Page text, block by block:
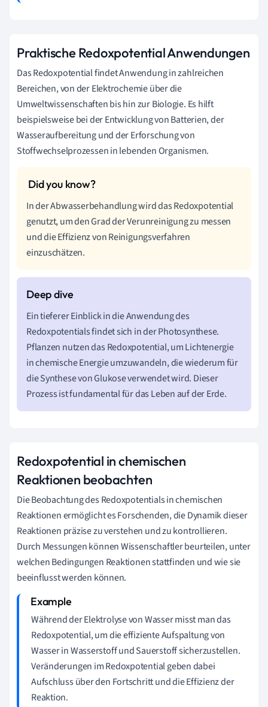
Praktische Redoxpotential Anwendungen
Das Redoxpotential findet Anwendung in zahlreichen
Bereichen, von der Elektrochemie über die
Umweltwissenschaften bis hin zur Biologie. Es hilft
beispielsweise bei der Entwicklung von Batterien, der
Wasseraufbereitung und der Erforschung von
Stoffwechselprozessen in lebenden Organismen.
In der Abwasserbehandlung wird das Redoxpotential
genutzt, um den Grad der Verunreinigung zu messen
und die Effizienz von Reinigungsverfahren
einzuschätzen.
Ein tieferer Einblick in die Anwendung des
Redoxpotentials findet sich in der Photosynthese.
Pflanzen nutzen das Redoxpotential, um Lichtenergie
in chemische Energie umzuwandeln, die wiederum für
die Synthese von Glukose verwendet wird. Dieser
Prozess ist fundamental für das Leben auf der Erde.
Redoxpotential in chemischen
Reaktionen beobachten
Die Beobachtung des Redoxpotentials in chemischen
Reaktionen ermöglicht es Forschenden, die Dynamik dieser
Reaktionen präzise zu verstehen und zu kontrollieren.
Durch Messungen können Wissenschaftler beurteilen, unter
welchen Bedingungen Reaktionen stattfinden und wie sie
beeinflusst werden können.
Während der Elektrolyse von Wasser misst man das
Redoxpotential, um die effiziente Aufspaltung von
Wasser in Wasserstoff und Sauerstoff sicherzustellen.
Veränderungen im Redoxpotential geben dabei
Aufschluss über den Fortschritt und die Effizienz der
Reaktion.